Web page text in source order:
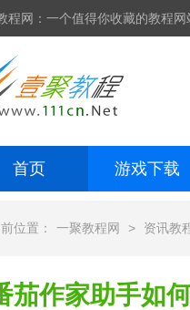
程网：一个值得你收藏的教程网
首页 游戏下载
位置： 一聚教程网 > 资讯教
茄作家助手如